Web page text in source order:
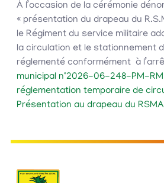
À l’occasion de la cérémonie
« présentation du drapeau du
le Régiment du service militaire
la circulation et le stationnement
réglementé conformément à
municipal n°2026-06-248-PM-
réglementation temporaire de
Présentation au drapeau du RSMA